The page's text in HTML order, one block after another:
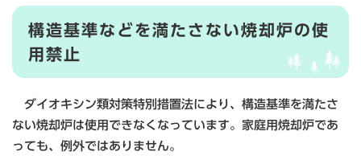
構造基準などを満たさない焼却炉の使
用禁止
ダイオキシン類対策特別措置法により、構造基準を満たさ
ない焼却炉は使用できなくなっています。家庭用焼却炉であ
っても、例外ではありません。